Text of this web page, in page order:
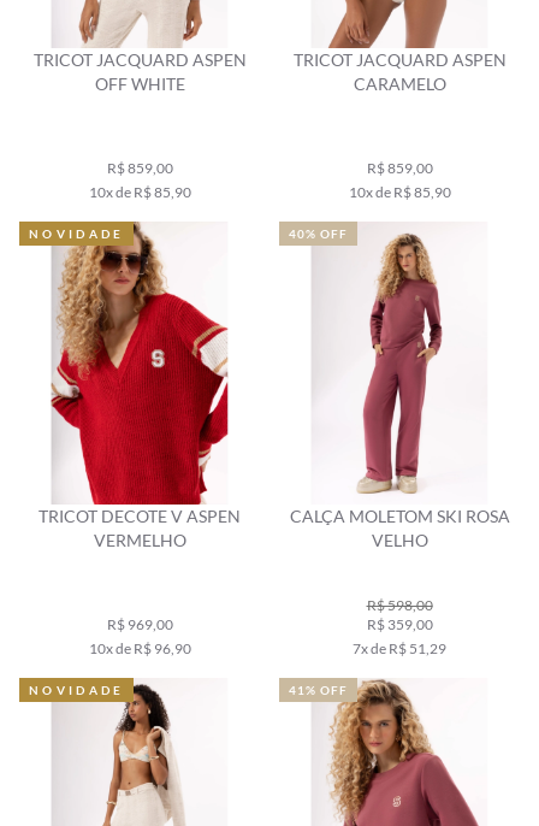
TRICOT JACQUARD ASPEN
OFF WHITE
R$ 859,00
10x de R$ 85,90
TRICOT JACQUARD ASPEN
CARAMELO
R$ 859,00
10x de R$ 85,90
TRICOT DECOTE V ASPEN
VERMELHO
R$ 969,00
10x de R$ 96,90
NOVIDADE
CALÇA MOLETOM SKI ROSA
VELHO
R$ 598,00
R$ 359,00
7x de R$ 51,29
40% OFF
NOVIDADE 41% OFF